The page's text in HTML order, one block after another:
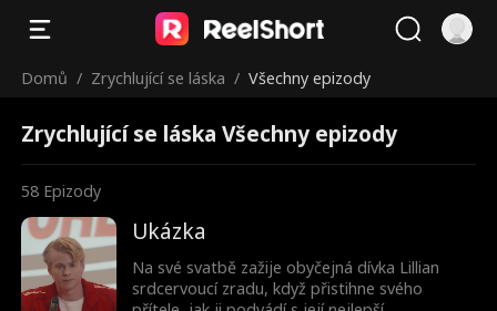
Domů / Zrychlující se láska / Všechny epizody
Zrychlující se láska Všechny epizody
58 Epizody
Ukázka
Na své svatbě zažije obyčejná dívka Lillian
srdcervoucí zradu, když přistihne svého